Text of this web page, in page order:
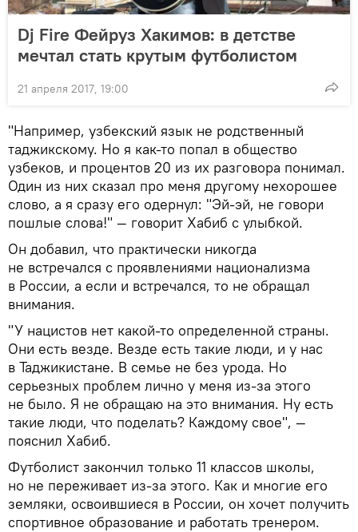
Dj Fire Фейруз Хакимов: в детстве
мечтал стать крутым футболистом
21 апреля 2017, 19:00
"Например, узбекский язык не родственный
таджикскому. Но я как-то попал в общество
узбеков, и процентов 20 из их разговора понимал.
Один из них сказал про меня другому нехорошее
слово, а я сразу его одернул: "Эй-эй, не говори
пошлые слова!" — говорит Хабиб с улыбкой.
Он добавил, что практически никогда
не встречался с проявлениями национализма
в России, а если и встречался, то не обращал
внимания.
"У нацистов нет какой-то определенной страны.
Они есть везде. Везде есть такие люди, и у нас
в Таджикистане. В семье не без урода. Но
серьезных проблем лично у меня из-за этого
не было. Я не обращаю на это внимания. Ну есть
такие люди, что поделать? Каждому свое", —
пояснил Хабиб.
Футболист закончил только 11 классов школы,
но не переживает из-за этого. Как и многие его
земляки, освоившиеся в России, он хочет получить
спортивное образование и работать тренером.